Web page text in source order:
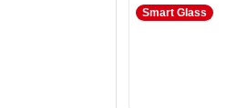
Smart Glass